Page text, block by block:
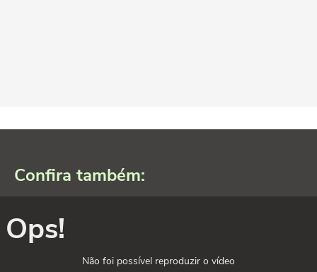
Confira também:
Ops!
Não foi possível reproduzir o vídeo